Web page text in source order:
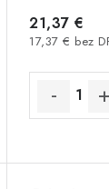
17,37 € bez
21,37 €